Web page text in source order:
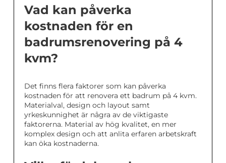
Vad kan påverka
kostnaden för en
badrumsrenovering på 4
kvm?
Det finns flera faktorer som kan påverka
kostnaden för att renovera ett badrum på 4 kvm.
Materialval, design och layout samt
yrkeskunnighet är några av de viktigaste
faktorerna. Material av hög kvalitet, en mer
komplex design och att anlita erfaren arbetskraft
kan öka kostnaderna.